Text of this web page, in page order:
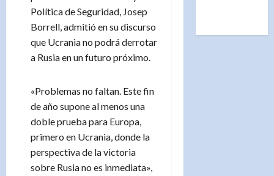
Política de Seguridad, Josep
Borrell, admitió en su discurso
que Ucrania no podrá derrotar
a Rusia en un futuro próximo.
«Problemas no faltan. Este fin
de año supone al menos una
doble prueba para Europa,
primero en Ucrania, donde la
perspectiva de la victoria
sobre Rusia no es inmediata»,